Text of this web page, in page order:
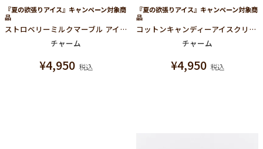
『夏の欲張りアイス』キャンペーン対象商
品
ストロベリーミルクマーブル アイスクリーム チャーム
チャーム
¥4,950 税込
『夏の欲張りアイス』キャンペーン対象商
品
コットンキャンディーアイスクリーム チャーム
チャーム
¥4,950 税込